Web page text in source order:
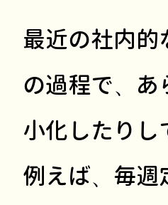
最近の社内
の過程で、
小化したりし
例えば、毎